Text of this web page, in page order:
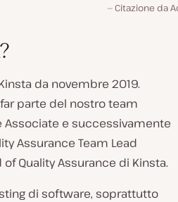
Citazione da
da novembre 2019.
parte del nostro team
Associate e successivamente
Assurance Team Lead
Quality Assurance di Kinsta.
di software, soprattutto